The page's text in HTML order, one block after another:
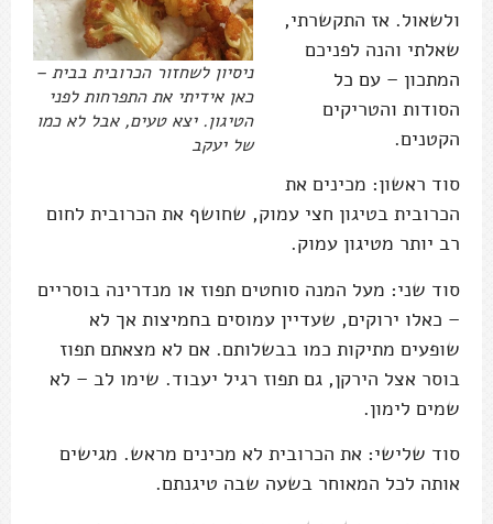
ניסיון לשחזור הכרובית בבית –
כאן אידיתי את התפרחות לפני
הטיגון. יצא טעים, אבל לא כמו
של יעקב
ולשאול. אז התקשרתי,
שאלתי והנה לפניכם
המתכון – עם כל
הסודות והטריקים
הקטנים.
סוד ראשון: מכינים את
הכרובית בטיגון חצי עמוק, שחושף את הכרובית לחום
רב יותר מטיגון עמוק.
סוד שני: מעל המנה סוחטים תפוז או מנדרינה בוסריים
– כאלו ירוקים, שעדיין עמוסים בחמיצות אך לא
שופעים מתיקות כמו בבשלותם. אם לא מצאתם תפוז
בוסר אצל הירקן, גם תפוז רגיל יעבוד. שימו לב – לא
שמים לימון.
סוד שלישי: את הכרובית לא מכינים מראש. מגישים
אותה לכל המאוחר בשעה שבה טיגנתם.